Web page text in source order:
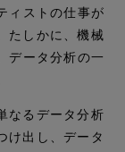
ィストの仕事が
たしかに、機械
データ分析の一
なるデータ分析
け出し、データ